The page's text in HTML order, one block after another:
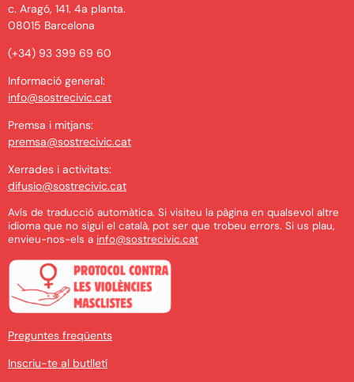
c. Aragó, 141. 4a planta.
08015 Barcelona
(+34) 93 399 69 60
Informació general:
info@sostrecivic.cat
Premsa i mitjans:
premsa@sostrecivic.cat
Xerrades i activitats:
difusio@sostrecivic.cat
Avís de traducció automàtica. Si visiteu la pàgina en qualsevol altre
idioma que no sigui el català, pot ser que trobeu errors. Si us plau,
envieu-nos-els a info@sostrecivic.cat
Preguntes freqüents
Inscriu-te al butlletí